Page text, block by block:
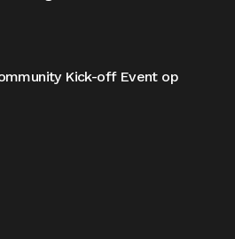
Kick-off Event op